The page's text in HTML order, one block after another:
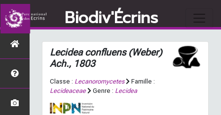
Biodiv'Écrins
Lecidea confluens(Weber)
Ach., 1803
Classe : Lecanoromycetes
Famille :
Lecideaceae
Genre : Lecidea